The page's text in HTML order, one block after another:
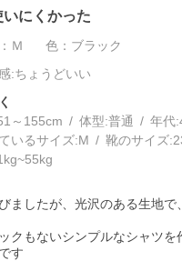
いにくかった
Ｍ
色：ブラック
:ちょうどいい
～155cm 体型:普通 年代:
いるサイズ:M 靴のサイズ:
ましたが、光沢のある生地で
クもないシンプルなシャツを
す